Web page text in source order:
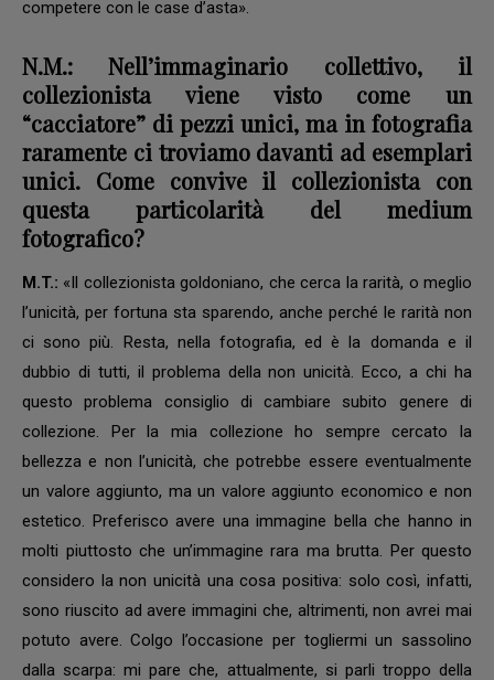
competere con le case d’asta».
N.M.:
Nell’immaginario collettivo, il
collezionista viene visto come un
“cacciatore” di pezzi unici, ma in fotografia
raramente ci troviamo davanti ad esemplari
unici. Come convive il collezionista con
questa particolarità del medium
fotografico?
M.T.: «Il collezionista goldoniano, che cerca la rarità, o meglio
l’unicità, per fortuna sta sparendo, anche perché le rarità non
ci sono più. Resta, nella fotografia, ed è la domanda e il
dubbio di tutti, il problema della non unicità. Ecco, a chi ha
questo problema consiglio di cambiare subito genere di
collezione. Per la mia collezione ho sempre cercato la
bellezza e non l’unicità, che potrebbe essere eventualmente
un valore aggiunto, ma un valore aggiunto economico e non
estetico. Preferisco avere una immagine bella che hanno in
molti piuttosto che un’immagine rara ma brutta. Per questo
considero la non unicità una cosa positiva: solo così, infatti,
sono riuscito ad avere immagini che, altrimenti, non avrei mai
potuto avere. Colgo l’occasione per togliermi un sassolino
dalla scarpa: mi pare che, attualmente, si parli troppo della